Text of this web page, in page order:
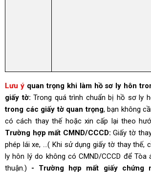
Lưu ýquan trọng khi làm hồ sơ ly hôn
giấy tờ: Trong quá trình chuẩn bị hồ sơ ly
trong các giấy tờ quan trọng, bạn không
có cách thay thế hoặc xin cấp lại theo
Trường hợp mất CMND/CCCD:Giấy tờ
phép lái xe, …( Khi sử dụng giấy tờ thay thế,
ly hôn lý do không có CMND/CCCD để Tòa
thuận.)
- Trường hợp mất giấy chứng